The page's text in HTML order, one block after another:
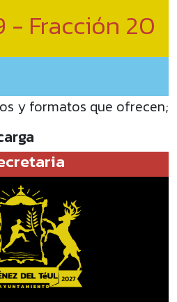
- Fracción 20
y formatos que ofrecen;